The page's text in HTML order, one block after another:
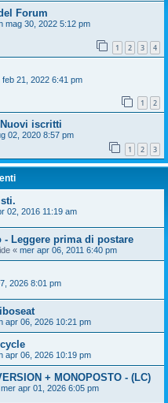
Forum
mag 30, 2022 5:12 pm
1 2 3 4
feb 21, 2022 6:41 pm
1 2
iscritti
02, 2020 8:57 pm
1 2 3
02, 2016 11:19 am
- Leggere prima di postare
« mer apr 06, 2011 6:40 pm
2026 8:01 pm
apr 06, 2026 10:21 pm
apr 06, 2026 10:19 pm
+ MONOPOSTO - (LC)
mer apr 01, 2026 6:05 pm